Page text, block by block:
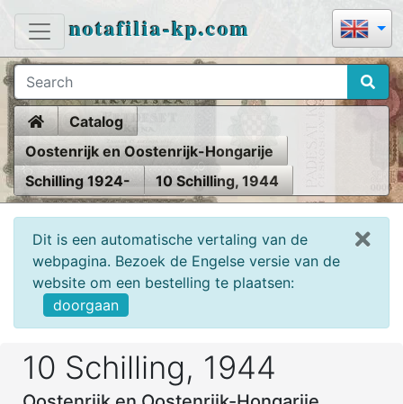
notafilia-kp.com
HomeCatalog
Oostenrijk en Oostenrijk-Hongarije
Schilling 1924-
10 Schilling, 1944
Dit is een automatische vertaling van de
webpagina. Bezoek de Engelse versie van de
website om een bestelling te plaatsen:
doorgaan
10 Schilling, 1944